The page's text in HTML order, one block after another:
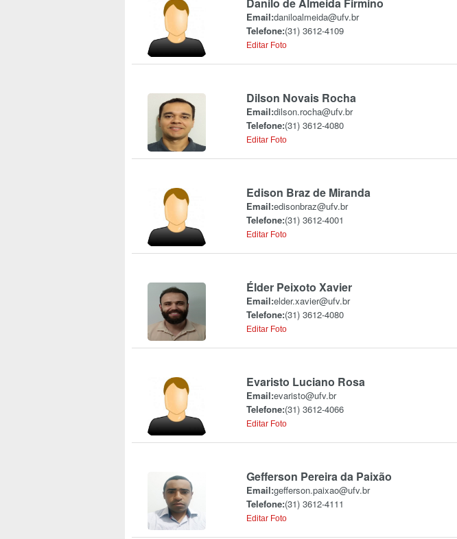
Email:daniloalmeida@ufv.br
Telefone:(31) 3612-4109
Editar Foto
Dilson Novais Rocha
Email:dilson.rocha@ufv.br
Telefone:(31) 3612-4080
Editar Foto
Edison Braz de Miranda
Email:edisonbraz@ufv.br
Telefone:(31) 3612-4001
Editar Foto
Élder Peixoto Xavier
Email:elder.xavier@ufv.br
Telefone:(31) 3612-4080
Editar Foto
Evaristo Luciano Rosa
Email:evaristo@ufv.br
Telefone:(31) 3612-4066
Editar Foto
Gefferson Pereira da Paixão
Email:gefferson.paixao@ufv.br
Telefone:(31) 3612-4111
Editar Foto